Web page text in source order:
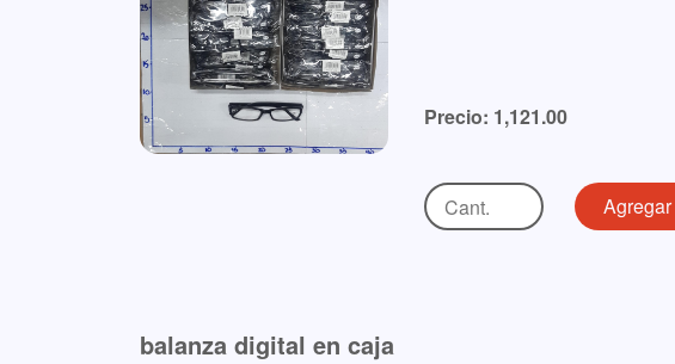
Precio: 1,121.00
balanza digital en caja